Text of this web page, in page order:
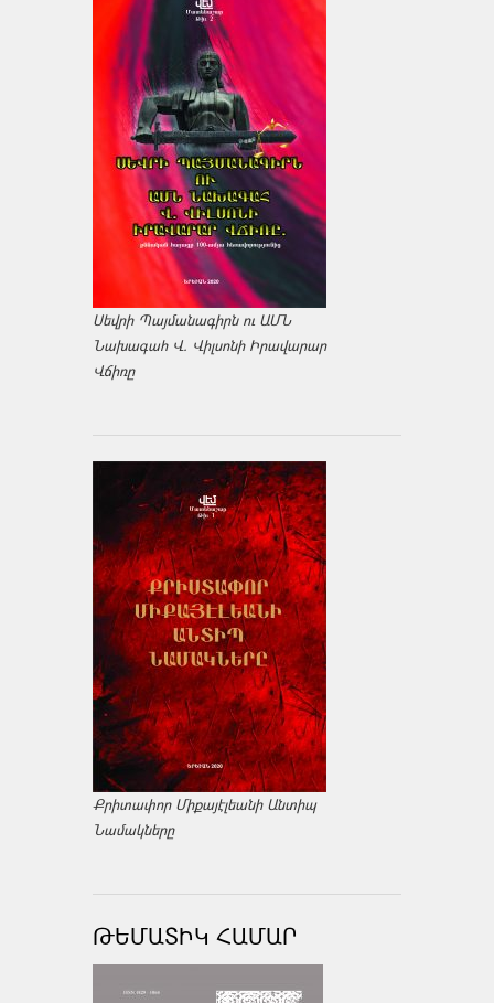
Սեվրի Պայմանագիրն ու ԱՄՆ
Նախագահ Վ. Վիլսոնի Իրավարար
Վճիռը
Քրիտափոր Միքայէլեանի Անտիպ
Նամակները
ԹԵՄԱՏԻԿ ՀԱՄԱՐ